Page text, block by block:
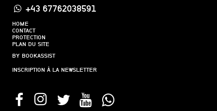
+43 67762038591
HOME
CONTACT
PROTECTION
PLAN DU SITE
BY BOOKASSIST
INSCRIPTION À LA NEWSLETTER